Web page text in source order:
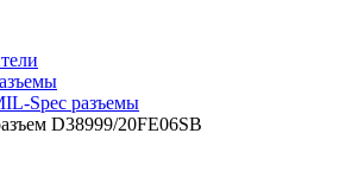
Spec разъемы
D38999/20FE06SB